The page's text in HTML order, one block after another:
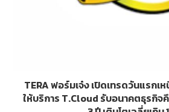
TERA ฟอร์มเจ๋ง เปิดเทรดวันแรกเ
ให้บริการ T.Cloud รับอนาคตธุรกิ